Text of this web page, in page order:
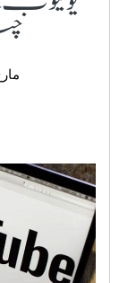
مارچ 12,